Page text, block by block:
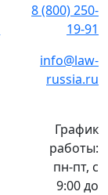
8 (800) 250-
19-91
info@law-
russia.ru
График
работы:
пн-пт, с
9:00 до